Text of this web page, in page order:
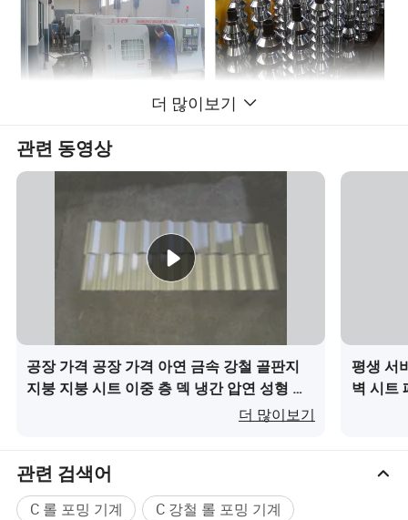
더 많이보기
관련 동영상
공장 가격 공장 가격 아연 금속 강철 골판지
지붕 지붕 시트 이중 층 덱 냉간 압연 성형 기
더 많이보기
평생 서
벽 시트
관련 검색어
C 롤 포밍 기계
C 강철 롤 포밍 기계